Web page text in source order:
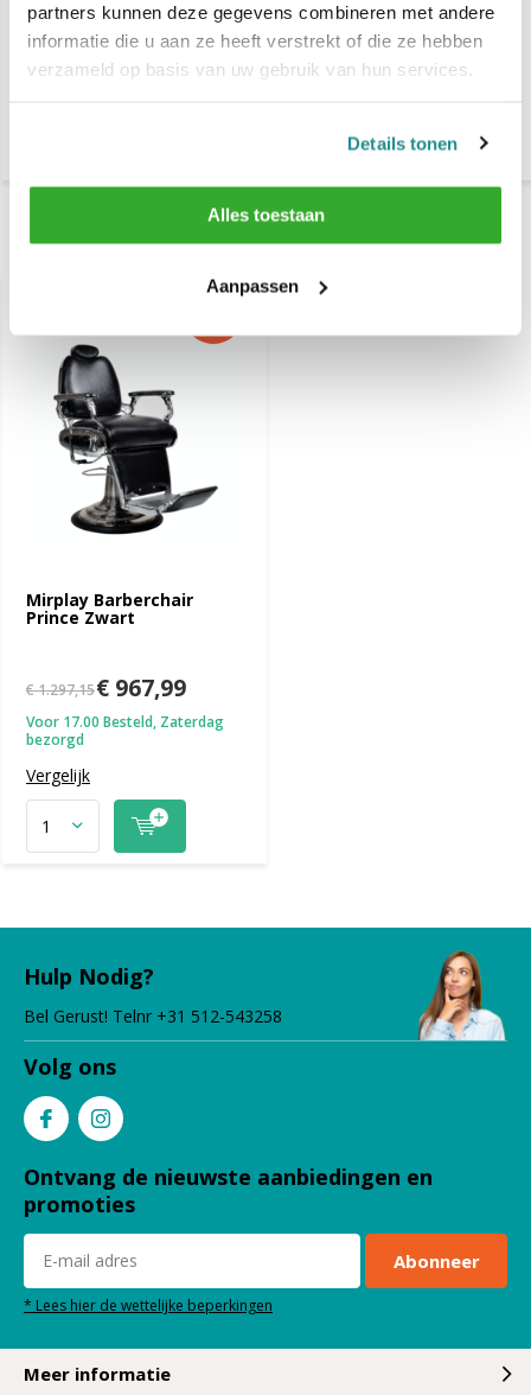
partners kunnen deze gegevens combineren met andere
informatie die u aan ze heeft verstrekt of die ze hebben
verzameld op basis van uw gebruik van hun services.
Details tonen
Alles toestaan
Aanpassen
Mirplay Barberchair Bart Mirplay Barberchair Hugo
€ 1.276,55€ 959,-
Recent bekeken
Mirplay Barberchair
Prince Zwart
€ 1.297,15€ 967,99
Voor 17.00 Besteld, Zaterdag
bezorgd
Vergelijk
Hulp Nodig?
Bel Gerust! Telnr +31 512-543258
Volg ons
Ontvang de nieuwste aanbiedingen en
promoties
Abonneer
* Lees hier de wettelijke beperkingen
Meer informatie